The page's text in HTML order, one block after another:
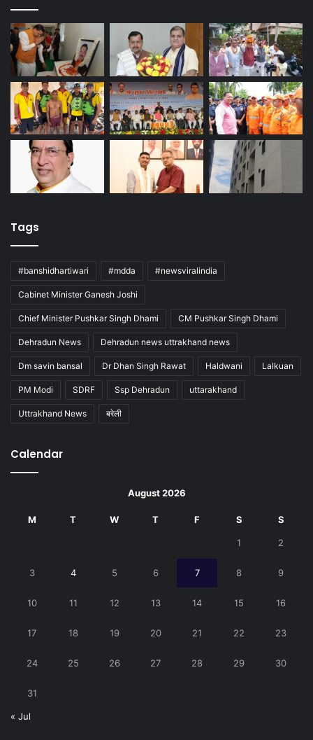
Tags
#banshidhartiwari #mdda #newsviralindia
Cabinet Minister Ganesh Joshi
Chief Minister Pushkar Singh Dhami CM Pushkar Singh Dhami
Dehradun News Dehradun news uttrakhand news
Dm savin bansal Dr Dhan Singh Rawat Haldwani Lalkuan
PM Modi SDRF Ssp Dehradun uttarakhand
Uttrakhand News बरेली
Calendar
August 2026
M T W T F S S
1 2
3 4 5 6 7 8 9
10 11 12 13 14 15 16
17 18 19 20 21 22 23
24 25 26 27 28 29 30
31
« Jul